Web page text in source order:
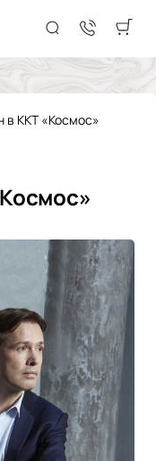
в ККТ «Космос»